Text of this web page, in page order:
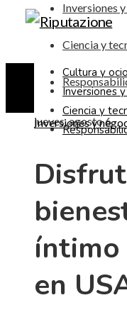
Inversiones
Ciencia y
jueves, agosto 6
Cultura y ocio
Inversiones
Ciencia y
Inversiones y
en